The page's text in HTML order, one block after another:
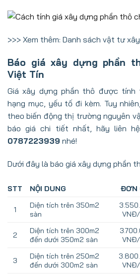
>>> Xem thêm: Danh sách vật tư
Báo giá xây dựng phần
Việt Tín
Giá xây dựng phần thô được tính
hạng mục, yếu tố đi kèm. Tuy
theo biến động thị trường nguyên
báo giá chi tiết nhất, hãy liên
0787223939 nhé!
Dưới đây là báo giá xây dựng phần
STT NỘI DUNG ĐƠN
1
Diện tích trên 350m2
sàn
2
Diện tích trên 300m2
đến dưới 350m2 sàn
3
Diện tích trên 250m2
đến dưới 300m2 sàn